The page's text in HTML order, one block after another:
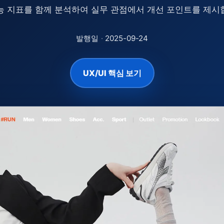
지표를 함께 분석하여 실무 관점에서 개선 포인트를 제시
발행일 · 2025-09-24
UX/UI 핵심 보기